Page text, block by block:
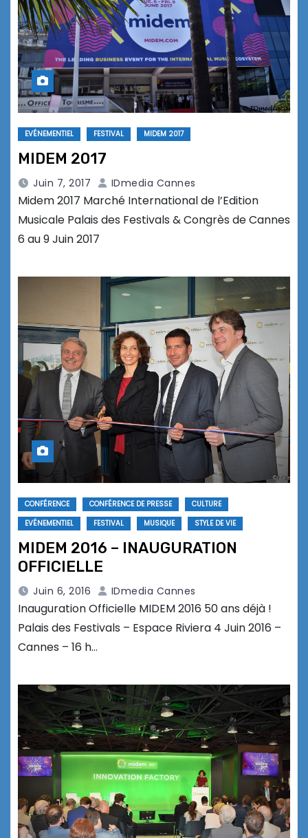
EVÉNEMENTIEL FESTIVAL MIDEM 2017
MIDEM 2017
Juin 7, 2017 IDmedia Cannes
Midem 2017 Marché International de l’Edition
Musicale Palais des Festivals & Congrès de Cannes
6 au 9 Juin 2017
CONFÉRENCE CONFÉRENCE DE PRESSE
CULTURE
EVÉNEMENTIEL
FESTIVAL MUSIQUE STYLE DE VIE
MIDEM 2016 – INAUGURATION
OFFICIELLE
Juin 6, 2016 IDmedia Cannes
Inauguration Officielle MIDEM 2016 50 ans déjà !
Palais des Festivals – Espace Riviera 4 Juin 2016 –
Cannes – 16 h…